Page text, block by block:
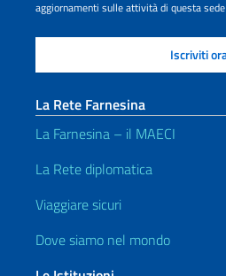
aggiornamenti sulle attività di questa sede
La Rete Farnesina
La Farnesina – il MAECI
La Rete diplomatica
Viaggiare sicuri
Dove siamo nel mondo